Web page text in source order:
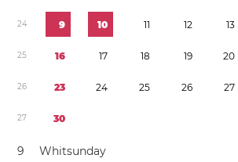
24 9 10 11 12 13
25 16 17 18 19 20
26 23 24 25 26 27
27 30
9
Whitsunday